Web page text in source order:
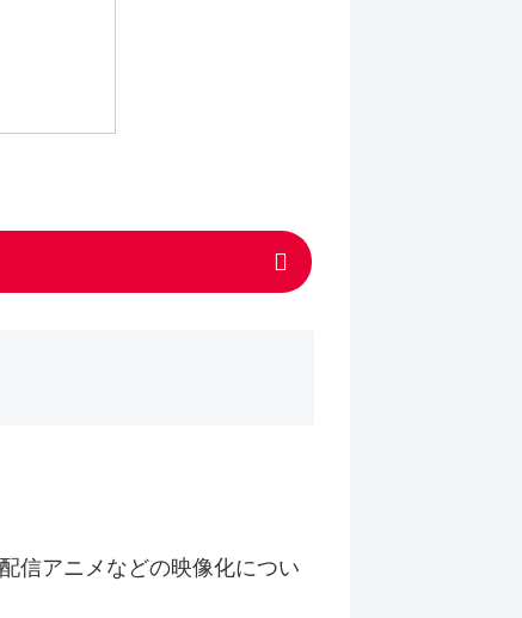
信アニメなどの映像化につい